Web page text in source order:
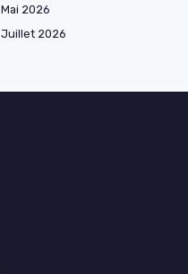
Mai 2026
Juillet 2026